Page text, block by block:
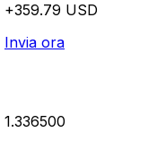
+359.79 USD
Invia ora
1.336500